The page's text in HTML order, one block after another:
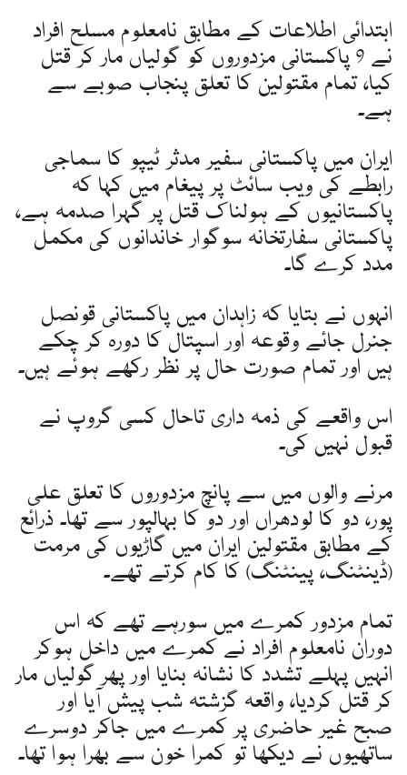
ابتدائی اطلاعات کے مطابق نامعلوم مسلح افراد
نے 9 پاکستانی مزدوروں کو گولیاں مار کر قتل
کیا، تمام مقتولین کا تعلق پنجاب صوبے سے
ہے۔
ایران میں پاکستانی سفیر مدثر ٹیپو کا سماجی
رابطے کی ویب سائٹ پر پیغام میں کہا کہ
پاکستانیوں کے ہولناک قتل پر گہرا صدمہ ہے،
پاکستانی سفارتخانہ سوگوار خاندانوں کی مکمل
مدد کرے گا۔
انہوں نے بتایا کہ زاہدان میں پاکستانی قونصل
جنرل جائے وقوعہ اور اسپتال کا دورہ کر چکے
ہیں اور تمام صورت حال پر نظر رکھے ہوئے ہیں۔
اس واقعے کی ذمہ داری تاحال کسی گروپ نے
قبول نہیں کی۔
مرنے والوں میں سے پانچ مزدوروں کا تعلق علی
پور، دو کا لودھراں اور دو کا بہالپور سے تھا۔ ذرائع
کے مطابق مقتولین ایران میں گاڑیوں کی مرمت
(ڈینٹنگ، پینٹنگ) کا کام کرتے تھے۔
تمام مزدور کمرے میں سورہے تھے کہ اس
دوران نامعلوم افراد نے کمرے میں داخل ہوکر
انہیں پہلے تشدد کا نشانہ بنایا اور پھر گولیاں مار
کر قتل کردیا، واقعہ گزشتہ شب پیش آیا اور
صبح غیر حاضری پر کمرے میں جاکر دوسرے
ساتھیوں نے دیکھا تو کمرا خون سے بھرا ہوا تھا۔